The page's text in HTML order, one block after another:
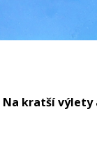
Na kratší výlety